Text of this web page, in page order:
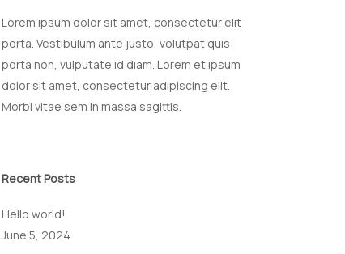
Lorem ipsum dolor sit amet, consectetur elit
porta. Vestibulum ante justo, volutpat quis
porta non, vulputate id diam. Lorem et ipsum
dolor sit amet, consectetur adipiscing elit.
Morbi vitae sem in massa sagittis.
Recent Posts
Hello world!
June 5, 2024